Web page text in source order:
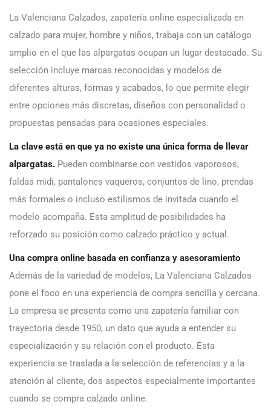
La Valenciana Calzados, zapatería online especializada en
calzado para mujer, hombre y niños, trabaja con un catálogo
amplio en el que las alpargatas ocupan un lugar destacado. Su
selección incluye marcas reconocidas y modelos de
diferentes alturas, formas y acabados, lo que permite elegir
entre opciones más discretas, diseños con personalidad o
propuestas pensadas para ocasiones especiales.
La clave está en que ya no existe una única forma de llevar
alpargatas. Pueden combinarse con vestidos vaporosos,
faldas midi, pantalones vaqueros, conjuntos de lino, prendas
más formales o incluso estilismos de invitada cuando el
modelo acompaña. Esta amplitud de posibilidades ha
reforzado su posición como calzado práctico y actual.
Una compra online basada en confianza y asesoramiento
Además de la variedad de modelos, La Valenciana Calzados
pone el foco en una experiencia de compra sencilla y cercana.
La empresa se presenta como una zapatería familiar con
trayectoria desde 1950, un dato que ayuda a entender su
especialización y su relación con el producto. Esta
experiencia se traslada a la selección de referencias y a la
atención al cliente, dos aspectos especialmente importantes
cuando se compra calzado online.